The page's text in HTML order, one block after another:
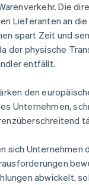
Die
Lieferanten an die
spart Zeit und
der physische
entfällt.
den
Unternehmen,
sich Unternehmen
abwickelt,